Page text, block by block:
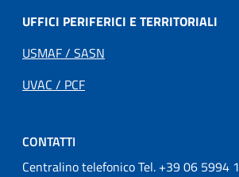
UFFICI PERIFERICI E TERRITORIALI
USMAF / SASN
UVAC / PCF
CONTATTI
Centralino telefonico Tel. +39 06 5994 1